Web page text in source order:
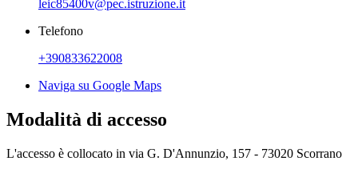
leic85400v@pec.istruzione.it
Telefono
+390833622008
Naviga su Google Maps
Modalità di accesso
L'accesso è collocato in via G. D'Annunzio, 157 - 73020 Scorrano